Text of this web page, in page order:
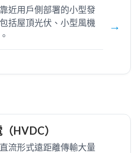
近用戶側部署的小型發
括屋頂光伏、小型風機
HVDC）
流形式遠距離傳輸大量